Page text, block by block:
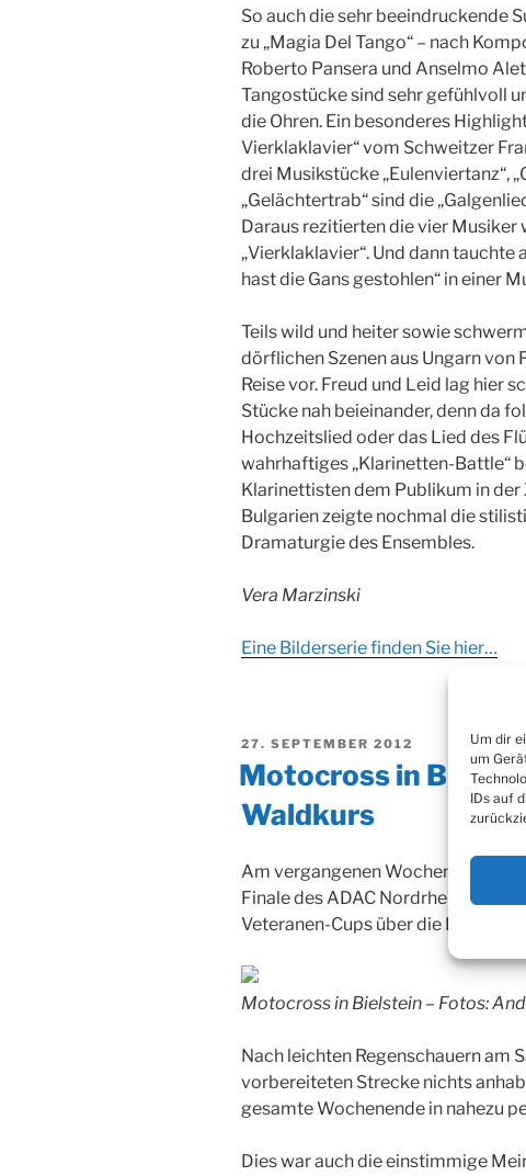
Um dir
um
IDs auf
So auch die sehr beeindruckende
zu „Magia Del Tango“ – nach
Roberto Pansera und Anselmo
Tangostücke sind sehr gefühlvoll
die Ohren. Ein besonderes
Vierklaklavier“ vom Schweitzer
drei Musikstücke „Eulenviertanz“,
„Gelächtertrab“ sind die
Daraus rezitierten die vier Musiker
„Vierklaklavier“. Und dann tauchte
hast die Gans gestohlen“ in einer
Teils wild und heiter sowie
dörflichen Szenen aus Ungarn von
Reise vor. Freud und Leid lag hier
Stücke nah beieinander, denn da
Hochzeitslied oder das Lied des
wahrhaftiges „Klarinetten-Battle“
Klarinettisten dem Publikum in der
Bulgarien zeigte nochmal die
Dramaturgie des Ensembles.
Vera Marzinski
Eine Bilderserie finden Sie hier…
VERÖFFENTLICHT
AM
27. SEPTEMBER 2012
Motocross in
Waldkurs
Am vergangenen Wochenende
Finale des ADAC Nordrhein MX-
Veteranen-Cups über die Bühne.
Motocross in Bielstein – Fotos:
Nach leichten Regenschauern am
vorbereiteten Strecke nichts
gesamte Wochenende in nahezu
Dies war auch die einstimmige